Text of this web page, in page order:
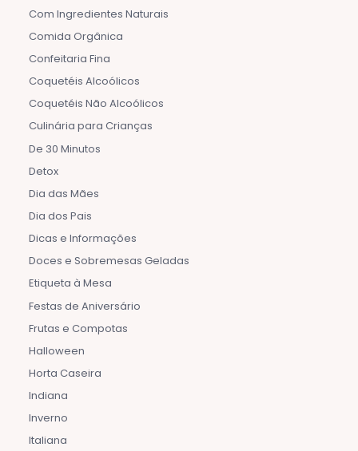
Com Ingredientes Naturais
Comida Orgânica
Confeitaria Fina
Coquetéis Alcoólicos
Coquetéis Não Alcoólicos
Culinária para Crianças
De 30 Minutos
Detox
Dia das Mães
Dia dos Pais
Dicas e Informações
Doces e Sobremesas Geladas
Etiqueta à Mesa
Festas de Aniversário
Frutas e Compotas
Halloween
Horta Caseira
Indiana
Inverno
Italiana